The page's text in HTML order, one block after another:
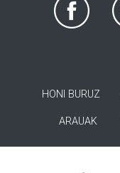
HONI BURUZ
ARAUAK